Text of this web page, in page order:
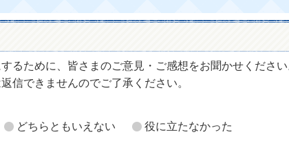
るために、皆さまのご意見・ご感想をお聞かせくださ
信できませんのでご了承ください。
どちらともいえない 役に立たなかった